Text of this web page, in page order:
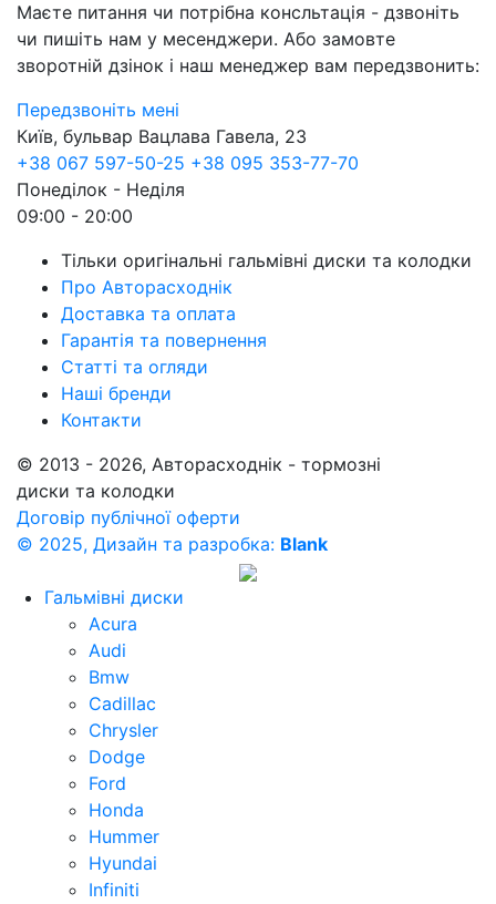
Маєте питання чи потрібна консльтація - дзвоніть
чи пишіть нам у месенджери. Або замовте
зворотній дзінок і наш менеджер вам передзвонить:
Передзвоніть мені
Київ, бульвар Вацлава Гавела, 23
+38 067 597-50-25 +38 095 353-77-70
Понеділок - Неділя
09:00 - 20:00
Тільки оригінальні гальмівні диски та колодки
Про Авторасходнік
Доставка та оплата
Гарантія та повернення
Статті та огляди
Наші бренди
Контакти
© 2013 - 2026, Авторасходнік - тормозні
диски та колодки
Договір публічної оферти
© 2025, Дизайн та разробка: Blank
Гальмівні диски
Acura
Audi
Bmw
Cadillac
Chrysler
Dodge
Ford
Honda
Hummer
Hyundai
Infiniti